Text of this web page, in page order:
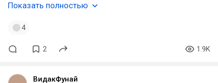
Показать полностью
4
2 1.9K
ВидакФунай